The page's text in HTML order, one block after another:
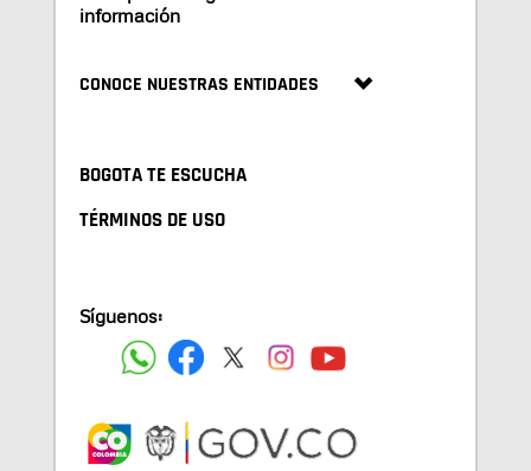
información
CONOCE NUESTRAS ENTIDADES
BOGOTA TE ESCUCHA
TÉRMINOS DE USO
Síguenos: